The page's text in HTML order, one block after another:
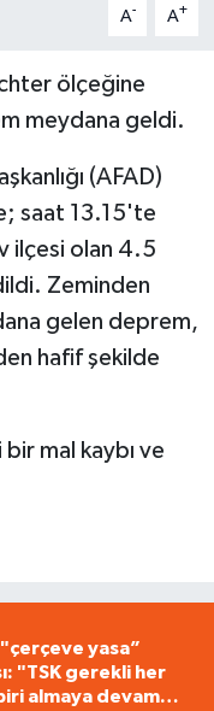
A- A+
ölçeğine
meydana geldi.
(AFAD)
saat 13.15'te
ilçesi olan 4.5
Zeminden
gelen deprem,
hafif şekilde
mal kaybı ve
yasa”
"TSK gerekli her
almaya devam